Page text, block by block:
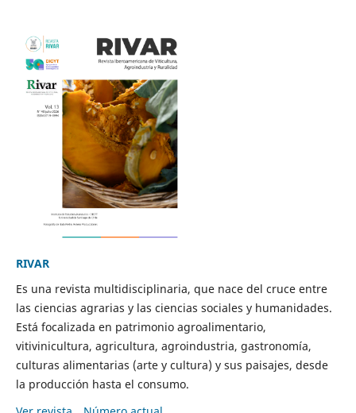
RIVAR
Es una revista multidisciplinaria, que nace del cruce entre
las ciencias agrarias y las ciencias sociales y humanidades.
Está focalizada en patrimonio agroalimentario,
vitivinicultura, agricultura, agroindustria, gastronomía,
culturas alimentarias (arte y cultura) y sus paisajes, desde
la producción hasta el consumo.